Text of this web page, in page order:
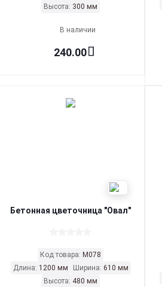
Высота: 300 мм
В наличии
240.00
Бетонная цветочница "Овал"
Код товара: М078
Длина: 1200 мм Ширина: 610 мм
Высота: 480 мм